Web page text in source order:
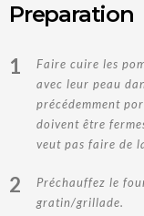
Preparation
1
Faire cuire les
avec leur peau
précédemment
doivent être
veut pas faire de
2
Préchauffez le
gratin/grillade.